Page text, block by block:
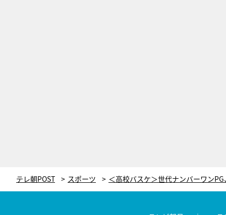
テレ朝POST スポーツ